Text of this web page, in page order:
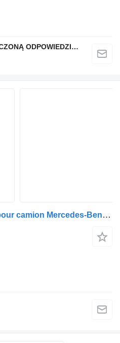
QINDITO SPÓŁKA Z OGRANICZONĄ ODPOWIEDZIALNOŚCIĄ
Clignotant A9608200956 pour camion Mercedes-Benz ACTROS MP4 | 11